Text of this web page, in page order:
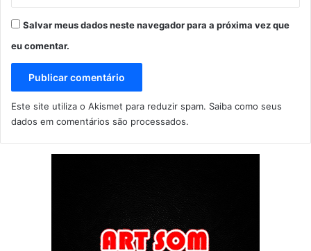
Salvar meus dados neste navegador para a próxima vez que
eu comentar.
Este site utiliza o Akismet para reduzir spam. Saiba como seus
dados em comentários são processados.